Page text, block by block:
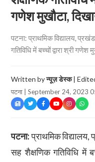
गणेश मुखौटा,
पटना: प्राथमिक विद्यालय,
गतिविधि में बच्चों द्वारा श्री
Written byन्यूज़ डेस्क|
पटना | September 24, 2023
पटना:प्राथमिक
सह शैक्षणिक गतिविधि में